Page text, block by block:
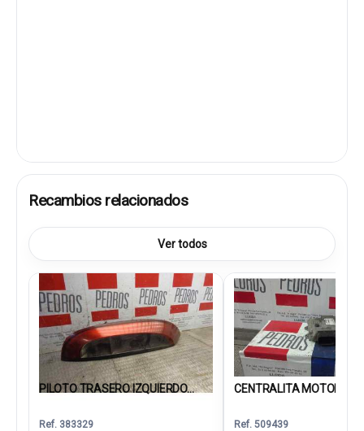
Recambios relacionados
Ver todos
PILOTO TRASERO IZQUIERDO...
Ref. 383329
CENTRALITA MOTOR
Ref. 509439